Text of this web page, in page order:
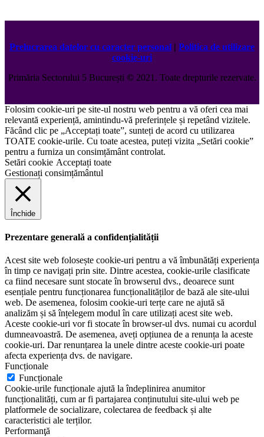
Prelucrarea datelor cu caracter personal | Politica de utilizare
cookie-uri
Primăria Sectorului 5 București ©️2021. Toate drepturile rezervate.
Folosim cookie-uri pe site-ul nostru web pentru a vă oferi cea mai
relevantă experiență, amintindu-vă preferințele și repetând vizitele.
Făcând clic pe „Acceptați toate”, sunteți de acord cu utilizarea
TOATE cookie-urile. Cu toate acestea, puteți vizita „Setări cookie”
pentru a furniza un consimțământ controlat.
Setări cookie Acceptați toate
Gestionați consimțământul
Închide
Prezentare generală a confidențialității
Acest site web folosește cookie-uri pentru a vă îmbunătăți experiența
în timp ce navigați prin site. Dintre acestea, cookie-urile clasificate
ca fiind necesare sunt stocate în browserul dvs., deoarece sunt
esențiale pentru funcționarea funcționalităților de bază ale site-ului
web. De asemenea, folosim cookie-uri terțe care ne ajută să
analizăm și să înțelegem modul în care utilizați acest site web.
Aceste cookie-uri vor fi stocate în browser-ul dvs. numai cu acordul
dumneavoastră. De asemenea, aveți opțiunea de a renunța la aceste
cookie-uri. Dar renunțarea la unele dintre aceste cookie-uri poate
afecta experiența dvs. de navigare.
Funcționale
Funcționale
Cookie-urile funcționale ajută la îndeplinirea anumitor
funcționalități, cum ar fi partajarea conținutului site-ului web pe
platformele de socializare, colectarea de feedback și alte
caracteristici ale terților.
Performanţă